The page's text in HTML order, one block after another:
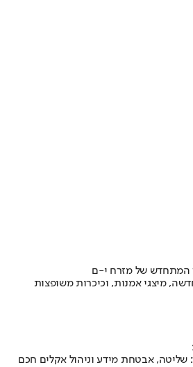
המתחדש של מזרח י-ם
מיצגי אמנות, וכיכרות משופצות
שליטה, אבטחת מידע וניהול אקלים חכם